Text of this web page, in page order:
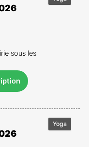
sous les
Yoga